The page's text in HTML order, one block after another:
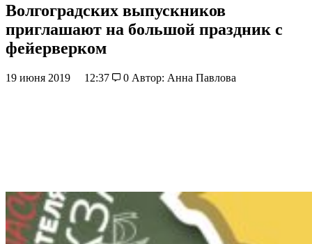
Волгоградских выпускников
приглашают на большой праздник с
фейерверком
19 июня 2019 12:37 0 Автор: Анна Павлова